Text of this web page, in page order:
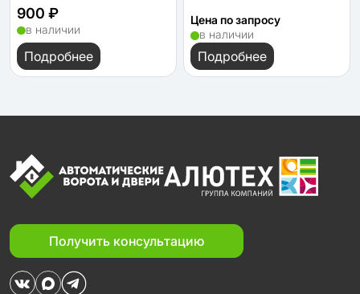
900 ₽
в наличии
Подробнее
Цена по запросу
в наличии
Подробнее
Получить консультацию